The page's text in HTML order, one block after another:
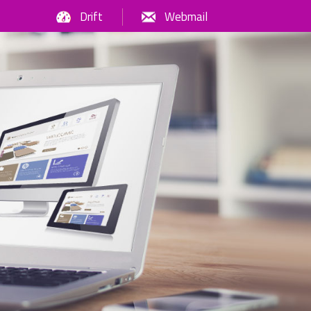
Webmail
Drift